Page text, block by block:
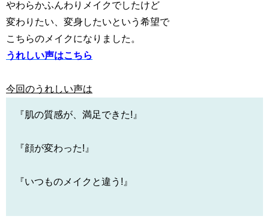
やわらかふんわりメイクでしたけど
変わりたい、変身したいという希望で
こちらのメイクになりました。
うれしい声はこちら
今回のうれしい声は
『肌の質感が、満足できた!』
『顔が変わった!』
『いつものメイクと違う!』